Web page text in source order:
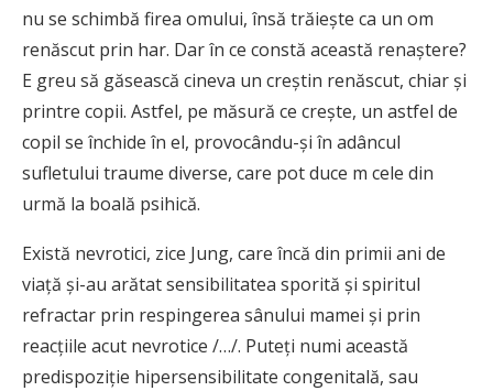
nu se schimbă firea omului, însă trăieşte ca un om
renăscut prin har. Dar în ce constă această renaştere?
E greu să găsească cineva un creştin renăscut, chiar şi
printre copii. Astfel, pe măsură ce creşte, un astfel de
copil se închide în el, provocându-şi în adâncul
sufletului traume diverse, care pot duce m cele din
urmă la boală psihică.
Există nevrotici, zice Jung, care încă din primii ani de
viaţă şi-au arătat sensibilitatea sporită şi spiritul
refractar prin respingerea sânului mamei şi prin
reacţiile acut nevrotice /…/. Puteţi numi această
predispoziţie hipersensibilitate congenitală, sau